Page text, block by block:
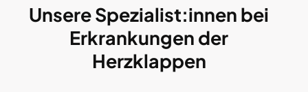
Unsere Spezialist:innen bei
Erkrankungen der
Herzklappen